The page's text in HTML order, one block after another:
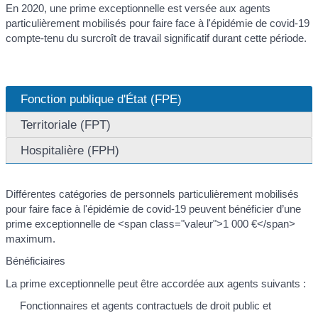
En 2020, une prime exceptionnelle est versée aux agents
particulièrement mobilisés pour faire face à l'épidémie de covid-19
compte-tenu du surcroît de travail significatif durant cette période.
Fonction publique d'État (FPE)
Territoriale (FPT)
Hospitalière (FPH)
Différentes catégories de personnels particulièrement mobilisés
pour faire face à l'épidémie de covid-19 peuvent bénéficier d’une
prime exceptionnelle de <span class="valeur">1 000 €</span>
maximum.
Bénéficiaires
La prime exceptionnelle peut être accordée aux agents suivants :
Fonctionnaires et agents contractuels de droit public et